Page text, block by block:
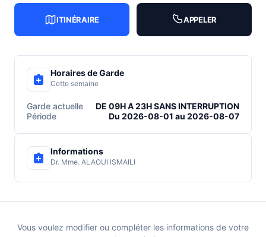
ITINÉRAIRE APPELER
Horaires de Garde
Cette semaine
Garde actuelle
DE 09H A 23H SANS INTERRUPTION
Période
Du 2026-08-01 au 2026-08-07
Informations
Dr. Mme. ALAOUI ISMAILI
Vous voulez modifier ou compléter les informations de votre